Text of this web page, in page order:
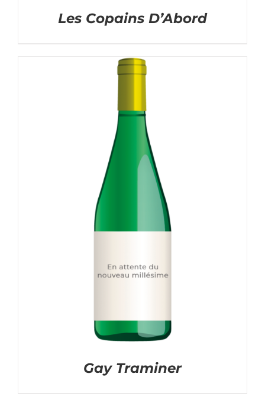
Les Copains D’Abord
Gay Traminer